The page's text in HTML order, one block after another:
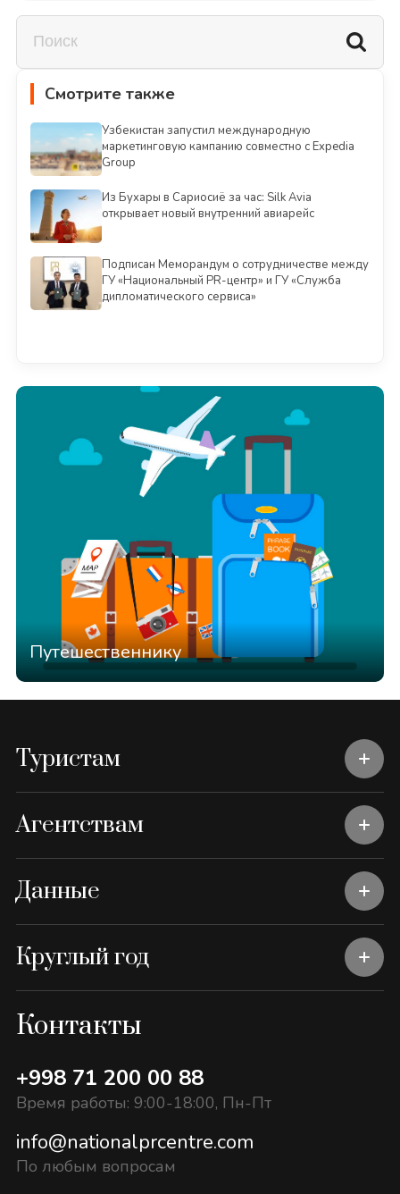
Смотрите также
Узбекистан запустил международную
маркетинговую кампанию совместно с Expedia
Group
Из Бухары в Сариосиё за час: Silk Avia
открывает новый внутренний авиарейс
Подписан Меморандум о сотрудничестве между
ГУ «Национальный PR-центр» и ГУ «Служба
дипломатического сервиса»
Путешественнику
Туристам
Агентствам
Данные
Круглый год
Контакты
+998 71 200 00 88
Время работы: 9:00-18:00, Пн-Пт
info@nationalprcentre.com
По любым вопросам